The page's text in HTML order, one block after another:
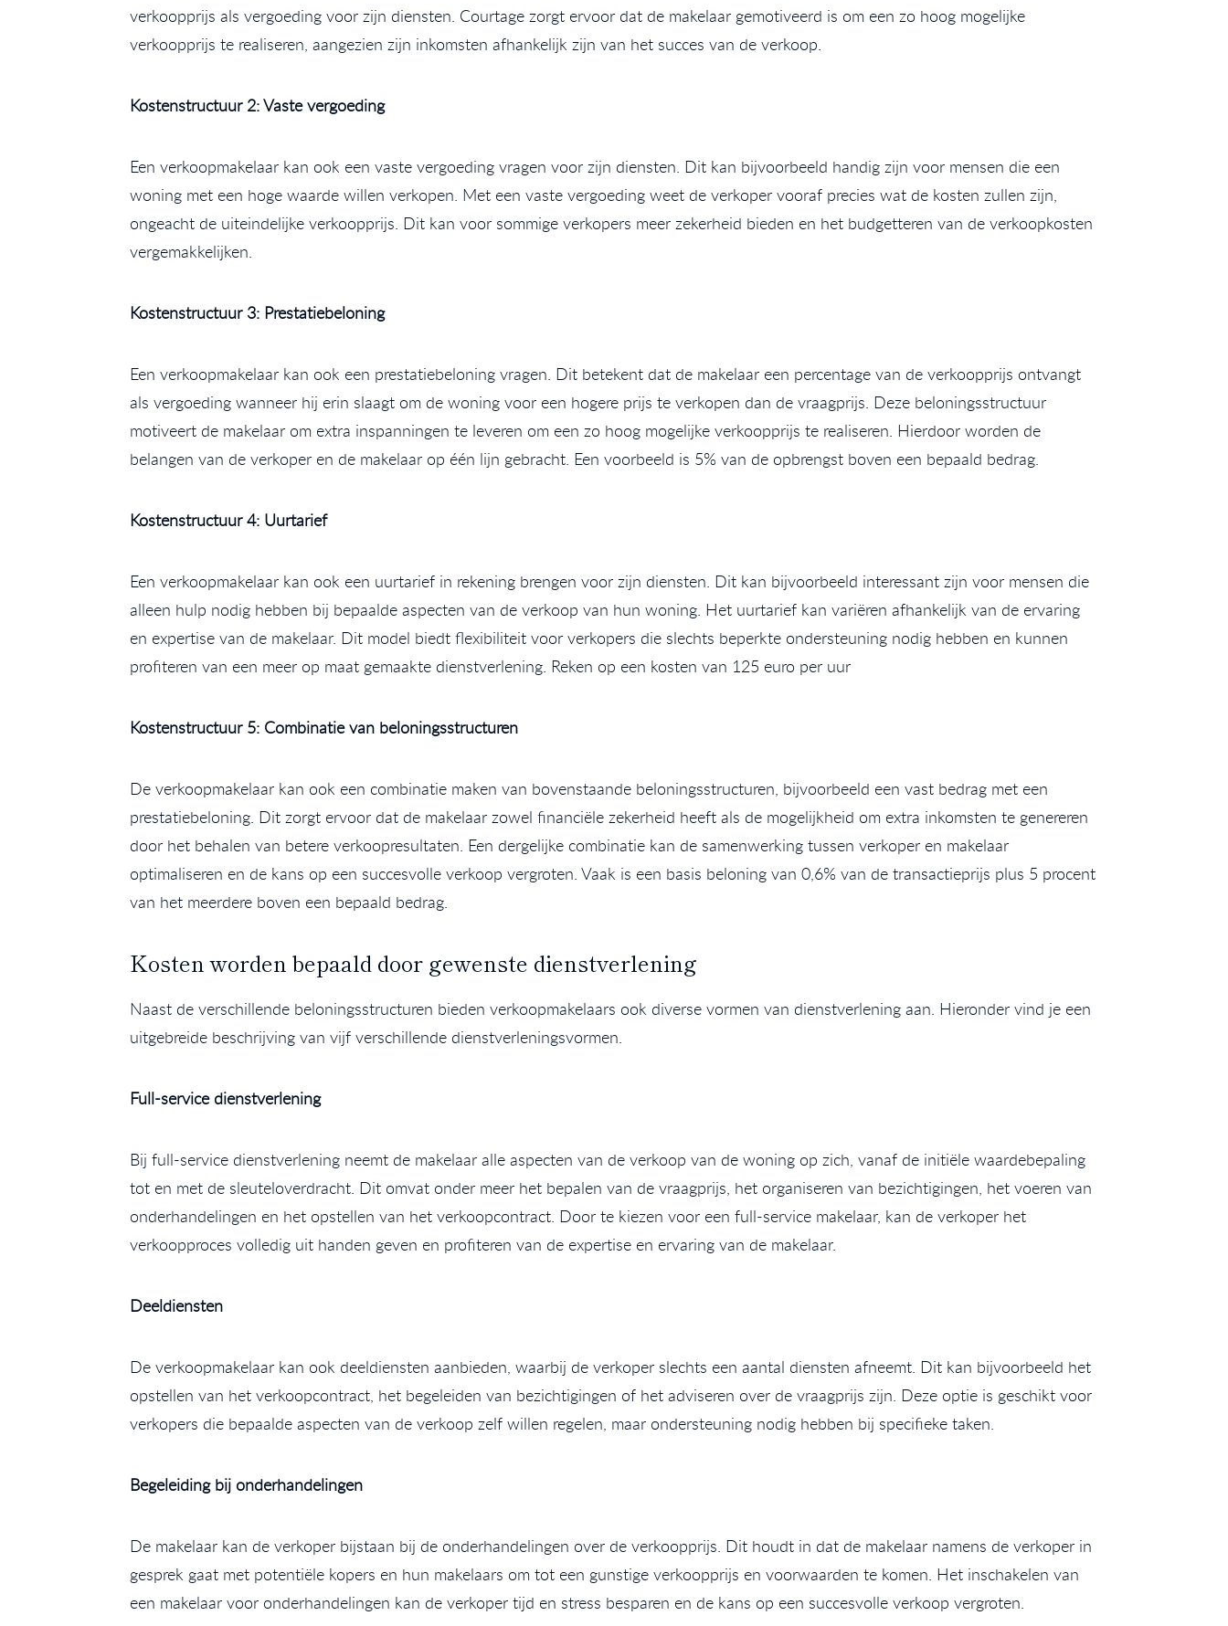
verkoopprijs als vergoeding voor zijn diensten. Courtage zorgt ervoor dat de makelaar gemotiveerd is om een zo hoog mogelijke
verkoopprijs te realiseren, aangezien zijn inkomsten afhankelijk zijn van het succes van de verkoop.
Kostenstructuur 2: Vaste vergoeding
Een verkoopmakelaar kan ook een vaste vergoeding vragen voor zijn diensten. Dit kan bijvoorbeeld handig zijn voor mensen die een
woning met een hoge waarde willen verkopen. Met een vaste vergoeding weet de verkoper vooraf precies wat de kosten zullen zijn,
ongeacht de uiteindelijke verkoopprijs. Dit kan voor sommige verkopers meer zekerheid bieden en het budgetteren van de verkoopkosten
vergemakkelijken.
Kostenstructuur 3: Prestatiebeloning
Een verkoopmakelaar kan ook een prestatiebeloning vragen. Dit betekent dat de makelaar een percentage van de verkoopprijs ontvangt
als vergoeding wanneer hij erin slaagt om de woning voor een hogere prijs te verkopen dan de vraagprijs. Deze beloningsstructuur
motiveert de makelaar om extra inspanningen te leveren om een zo hoog mogelijke verkoopprijs te realiseren. Hierdoor worden de
belangen van de verkoper en de makelaar op één lijn gebracht. Een voorbeeld is 5% van de opbrengst boven een bepaald bedrag.
Kostenstructuur 4: Uurtarief
Een verkoopmakelaar kan ook een uurtarief in rekening brengen voor zijn diensten. Dit kan bijvoorbeeld interessant zijn voor mensen die
alleen hulp nodig hebben bij bepaalde aspecten van de verkoop van hun woning. Het uurtarief kan variëren afhankelijk van de ervaring
en expertise van de makelaar. Dit model biedt flexibiliteit voor verkopers die slechts beperkte ondersteuning nodig hebben en kunnen
profiteren van een meer op maat gemaakte dienstverlening. Reken op een kosten van 125 euro per uur
Kostenstructuur 5: Combinatie van beloningsstructuren
De verkoopmakelaar kan ook een combinatie maken van bovenstaande beloningsstructuren, bijvoorbeeld een vast bedrag met een
prestatiebeloning. Dit zorgt ervoor dat de makelaar zowel financiële zekerheid heeft als de mogelijkheid om extra inkomsten te genereren
door het behalen van betere verkoopresultaten. Een dergelijke combinatie kan de samenwerking tussen verkoper en makelaar
optimaliseren en de kans op een succesvolle verkoop vergroten. Vaak is een basis beloning van 0,6% van de transactieprijs plus 5 procent
van het meerdere boven een bepaald bedrag.
Kosten worden bepaald door gewenste dienstverlening
Naast de verschillende beloningsstructuren bieden verkoopmakelaars ook diverse vormen van dienstverlening aan. Hieronder vind je een
uitgebreide beschrijving van vijf verschillende dienstverleningsvormen.
Full-service dienstverlening
Bij full-service dienstverlening neemt de makelaar alle aspecten van de verkoop van de woning op zich, vanaf de initiële waardebepaling
tot en met de sleuteloverdracht. Dit omvat onder meer het bepalen van de vraagprijs, het organiseren van bezichtigingen, het voeren van
onderhandelingen en het opstellen van het verkoopcontract. Door te kiezen voor een full-service makelaar, kan de verkoper het
verkoopproces volledig uit handen geven en profiteren van de expertise en ervaring van de makelaar.
Deeldiensten
De verkoopmakelaar kan ook deeldiensten aanbieden, waarbij de verkoper slechts een aantal diensten afneemt. Dit kan bijvoorbeeld het
opstellen van het verkoopcontract, het begeleiden van bezichtigingen of het adviseren over de vraagprijs zijn. Deze optie is geschikt voor
verkopers die bepaalde aspecten van de verkoop zelf willen regelen, maar ondersteuning nodig hebben bij specifieke taken.
Begeleiding bij onderhandelingen
De makelaar kan de verkoper bijstaan bij de onderhandelingen over de verkoopprijs. Dit houdt in dat de makelaar namens de verkoper in
gesprek gaat met potentiële kopers en hun makelaars om tot een gunstige verkoopprijs en voorwaarden te komen. Het inschakelen van
een makelaar voor onderhandelingen kan de verkoper tijd en stress besparen en de kans op een succesvolle verkoop vergroten.